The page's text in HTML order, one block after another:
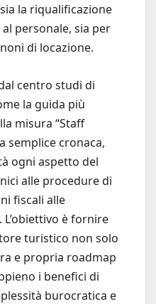
la riqualificazione
personale, sia per
di locazione.
centro studi di
la guida più
misura “Staff
semplice cronaca,
ogni aspetto del
alle procedure di
fiscali alle
è fornire
turistico non solo
e propria roadmap
i benefici di
burocratica e